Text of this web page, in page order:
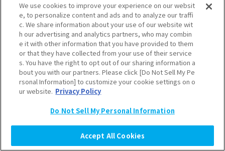
よく見られているタグ
ティーンズラボ 10代 SNS Z世代 トレンド
ランキング
購買行動 高校生
We use cookies to improve your experience on our websit
e, to personalize content and ads and to analyze our traffi
c. We share information about your use of our website wit
h our advertising and analytics partners, who may combin
e it with other information that you have provided to them
or that they have collected from your use of their service
s. You have the right to opt out of our sharing information a
bout you with our partners. Please click [Do Not Sell My Pe
rsonal Information] to customize your cookie settings on o
ur website. Privacy Policy
Do Not Sell My Personal Information
Accept All Cookies